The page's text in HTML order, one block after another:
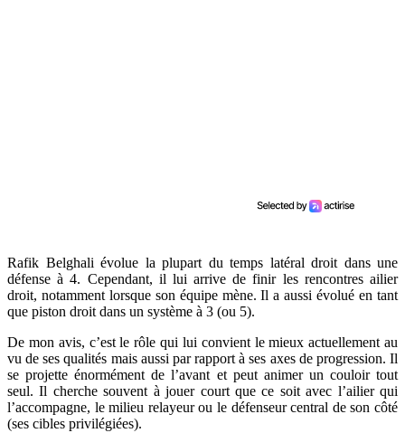
Rafik Belghali évolue la plupart du temps latéral droit dans une
défense à 4. Cependant, il lui arrive de finir les rencontres ailier
droit, notamment lorsque son équipe mène. Il a aussi évolué en tant
que piston droit dans un système à 3 (ou 5).
De mon avis, c’est le rôle qui lui convient le mieux actuellement au
vu de ses qualités mais aussi par rapport à ses axes de progression. Il
se projette énormément de l’avant et peut animer un couloir tout
seul. Il cherche souvent à jouer court que ce soit avec l’ailier qui
l’accompagne, le milieu relayeur ou le défenseur central de son côté
(ses cibles privilégiées).